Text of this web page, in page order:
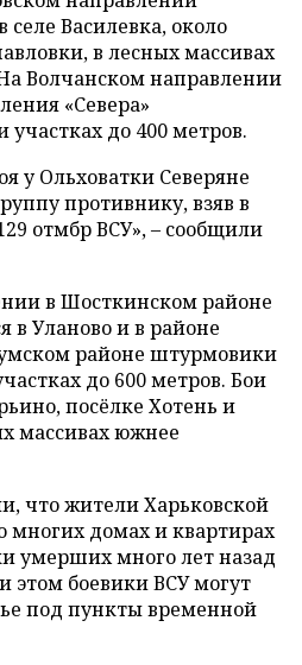
селе Василевка, около
в лесных массивах
Волчанском направлении
«Севера»
до 400 метров.
у Ольховатки Северяне
противнику, взяв в
отмбр ВСУ», – сообщили
в Шосткинском районе
в Уланово и в районе
районе штурмовики
до 600 метров. Бои
посёлке Хотень и
массивах южнее
что жители Харьковской
многих домах и квартирах
умерших много лет назад
этом боевики ВСУ могут
под пункты временной